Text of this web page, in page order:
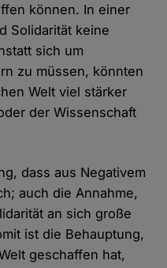
können. In einer
Solidarität keine
sich um
zu müssen, könnten
Welt viel stärker
der Wissenschaft
dass aus Negativem
auch die Annahme,
an sich große
ist die Behauptung,
geschaffen hat,